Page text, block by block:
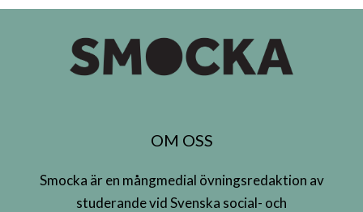
OM OSS
Smocka är en mångmedial övningsredaktion av
studerande vid Svenska social- och